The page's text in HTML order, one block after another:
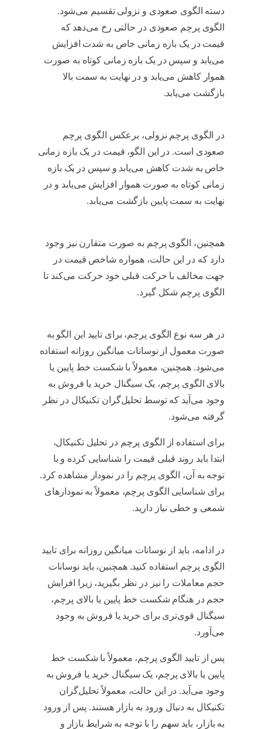
دسته الگوی صعودی و نزولی تقسیم می‌شود.
الگوی پرچم صعودی در حالتی رخ می‌دهد که
قیمت در یک بازه زمانی خاص به شدت افزایش
می‌یابد و سپس در یک بازه زمانی کوتاه به صورت
هموار کاهش می‌یابد و در نهایت به سمت بالا
بازگشت می‌یابد.
در الگوی پرچم نزولی، برعکس الگوی پرچم
صعودی است. در این الگو، قیمت در یک بازه زمانی
خاص به شدت کاهش می‌یابد و سپس در یک بازه
زمانی کوتاه به صورت هموار افزایش می‌یابد و در
نهایت به سمت پایین بازگشت می‌یابد.
همچنین، الگوی پرچم به صورت متقارن نیز وجود
دارد که در این حالت، همواره شاخص قیمت در
جهت مخالف با حرکت قبلی خود حرکت می‌کند تا
الگوی پرچم شکل گیرد.
در هر سه نوع الگوی پرچم، برای تایید این الگو به
صورت معمول از نوسانات میانگین روزانه استفاده
می‌شود. همچنین، معمولاً با شکست خط پایین یا
بالای الگوی پرچم، یک سیگنال خرید یا فروش به
وجود می‌آید که توسط تحلیل‌گران تکنیکال در نظر
گرفته می‌شود.
برای استفاده از الگوی پرچم در تحلیل تکنیکال،
ابتدا باید روند قبلی قیمت را شناسایی کرده و با
توجه به آن، الگوی پرچم را در نمودار مشاهده کرد.
برای شناسایی الگوی پرچم، معمولاً به نمودارهای
شمعی و خطی نیاز دارید.
در ادامه، باید از نوسانات میانگین روزانه برای تایید
الگوی پرچم استفاده کنید. همچنین، باید نوسانات
حجم معاملات را نیز در نظر بگیرید، زیرا افزایش
حجم در هنگام شکست خط پایین یا بالای پرچم،
سیگنال قوی‌تری برای خرید یا فروش به وجود
می‌آورد.
پس از تایید الگوی پرچم، معمولاً با شکست خط
پایین یا بالای پرچم، یک سیگنال خرید یا فروش به
وجود می‌آید. در این حالت، معمولاً تحلیل‌گران
تکنیکال به دنبال ورود به بازار هستند. پس از ورود
به بازار، باید سهم را با توجه به شرایط بازار و